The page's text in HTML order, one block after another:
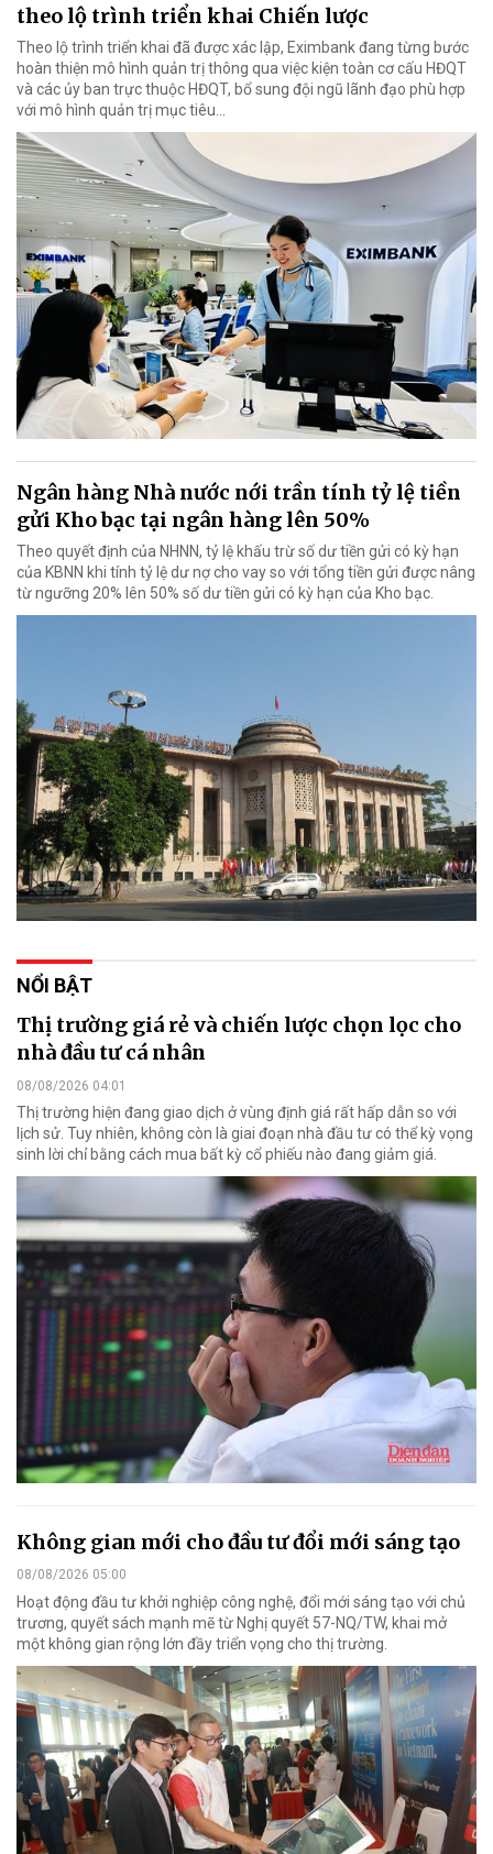
theo lộ trình triển khai Chiến lược
Theo lộ trình triển khai đã được xác lập, Eximbank đang từng bước
hoàn thiện mô hình quản trị thông qua việc kiện toàn cơ cấu HĐQT
và các ủy ban trực thuộc HĐQT, bổ sung đội ngũ lãnh đạo phù hợp
với mô hình quản trị mục tiêu...
Ngân hàng Nhà nước nới trần tính tỷ lệ tiền
gửi Kho bạc tại ngân hàng lên 50%
Theo quyết định của NHNN, tỷ lệ khấu trừ số dư tiền gửi có kỳ hạn
của KBNN khi tính tỷ lệ dư nợ cho vay so với tổng tiền gửi được nâng
từ ngưỡng 20% lên 50% số dư tiền gửi có kỳ hạn của Kho bạc.
NỔI BẬT
Thị trường giá rẻ và chiến lược chọn lọc cho
nhà đầu tư cá nhân
08/08/2026 04:01
Thị trường hiện đang giao dịch ở vùng định giá rất hấp dẫn so với
lịch sử. Tuy nhiên, không còn là giai đoạn nhà đầu tư có thể kỳ vọng
sinh lời chỉ bằng cách mua bất kỳ cổ phiếu nào đang giảm giá.
Không gian mới cho đầu tư đổi mới sáng tạo
08/08/2026 05:00
Hoạt động đầu tư khởi nghiệp công nghệ, đổi mới sáng tạo với chủ
trương, quyết sách mạnh mẽ từ Nghị quyết 57-NQ/TW, khai mở
một không gian rộng lớn đầy triển vọng cho thị trường.